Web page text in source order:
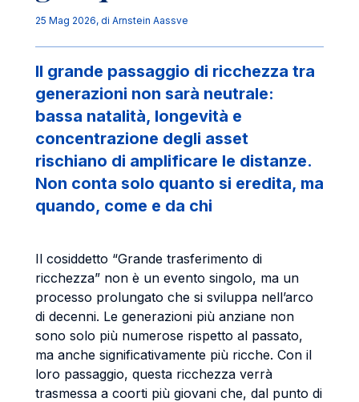
25 Mag 2026, di Arnstein Aassve
Il grande passaggio di ricchezza tra
generazioni non sarà neutrale:
bassa natalità, longevità e
concentrazione degli asset
rischiano di amplificare le distanze.
Non conta solo quanto si eredita, ma
quando, come e da chi
Il cosiddetto “Grande trasferimento di
ricchezza” non è un evento singolo, ma un
processo prolungato che si sviluppa nell’arco
di decenni. Le generazioni più anziane non
sono solo più numerose rispetto al passato,
ma anche significativamente più ricche. Con il
loro passaggio, questa ricchezza verrà
trasmessa a coorti più giovani che, dal punto di